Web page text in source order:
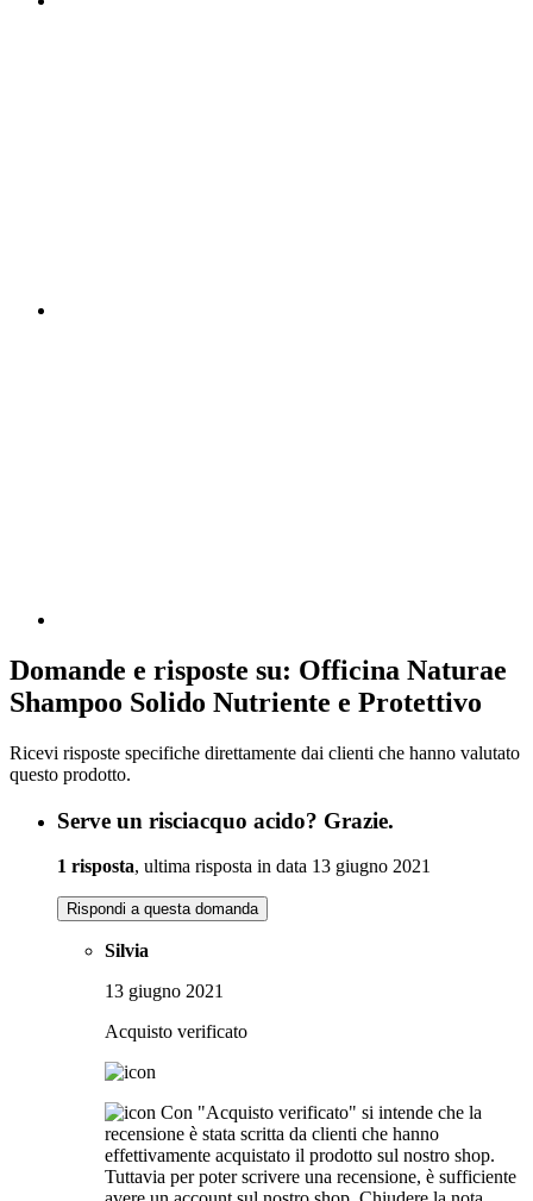
Domande e risposte su: Officina Naturae
Shampoo Solido Nutriente e Protettivo
Ricevi risposte specifiche direttamente dai clienti che hanno valutato
questo prodotto.
Serve un risciacquo acido? Grazie.
1 risposta, ultima risposta in data 13 giugno 2021
Rispondi a questa domanda
Silvia
13 giugno 2021
Acquisto verificato
Con "Acquisto verificato" si intende che la
recensione è stata scritta da clienti che hanno
effettivamente acquistato il prodotto sul nostro shop.
Tuttavia per poter scrivere una recensione, è sufficiente